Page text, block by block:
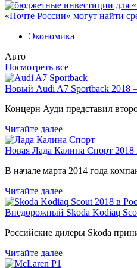
«Почте России» могут найти
Экономика
Авто
Посмотреть все
Новый Audi A7 Sportback 2018
Концерн Ауди представил
Читайте далее
Новая Лада Калина Спорт
В начале марта 2014 года
Читайте далее
Внедорожный Skoda Kodiaq
Российские дилеры Skoda
Читайте далее